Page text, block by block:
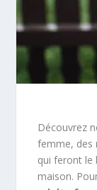
Découvrez
femme, des
qui feront le
maison.